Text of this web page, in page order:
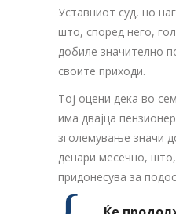
Уставниот суд, но
што, според него,
добиле значително
своите приходи.
Тој оцени дека во
има двајца
зголемување значи
денари месечно,
придонесува за